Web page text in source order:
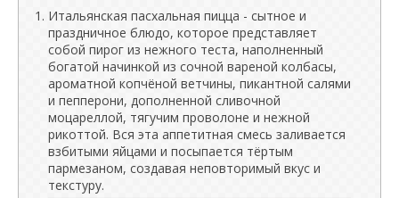
Итальянская пасхальная пицца - сытное и
праздничное блюдо, которое представляет
собой пирог из нежного теста, наполненный
богатой начинкой из сочной вареной колбасы,
ароматной копчёной ветчины, пикантной салями
и пепперони, дополненной сливочной
моцареллой, тягучим проволоне и нежной
рикоттой. Вся эта аппетитная смесь заливается
взбитыми яйцами и посыпается тёртым
пармезаном, создавая неповторимый вкус и
текстуру.